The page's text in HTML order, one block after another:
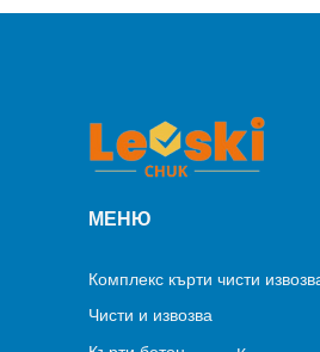
Комплекс кърти чисти
МЕНЮ
Чисти и извозва